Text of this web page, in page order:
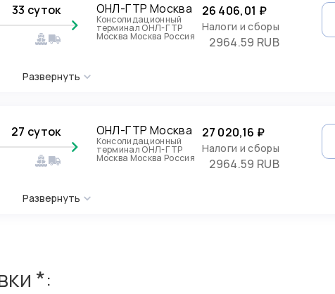
33 суток ОНЛ-ГТР Москва
Консолидационный
терминал ОНЛ-ГТР
Москва Москва Россия
26 406,01 ₽
Налоги и сборы
2964.59 RUB
Развернуть
27 суток ОНЛ-ГТР Москва
Консолидационный
терминал ОНЛ-ГТР
Москва Москва Россия
27 020,16 ₽
Налоги и сборы
2964.59 RUB
Развернуть
*: